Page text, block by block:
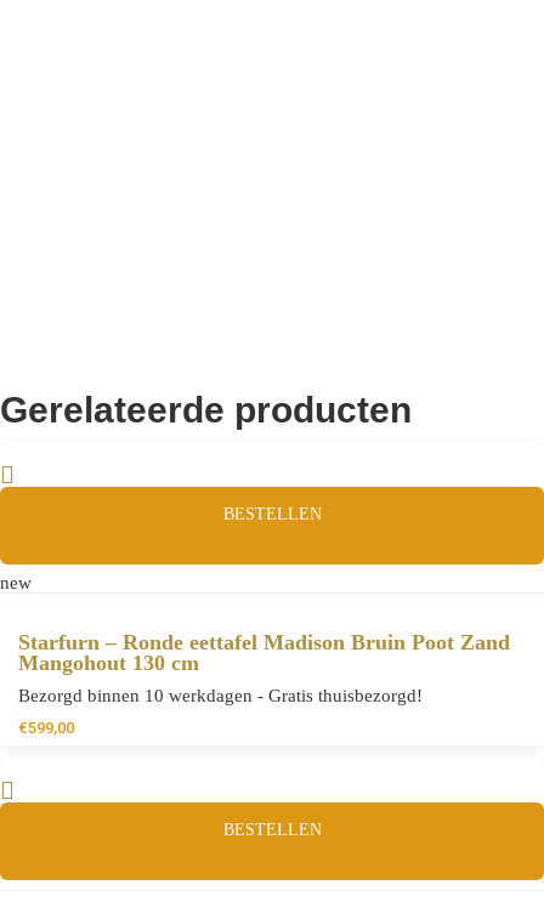
Gerelateerde producten
BESTELLEN
new
Starfurn – Ronde eettafel Madison Bruin Poot Zand
Mangohout 130 cm
Bezorgd binnen 10 werkdagen - Gratis thuisbezorgd!
€599,00
BESTELLEN